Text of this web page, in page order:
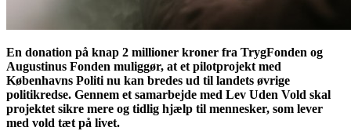
En donation på knap 2 millioner kroner fra TrygFonden og
Augustinus Fonden muliggør, at et pilotprojekt med
Københavns Politi nu kan bredes ud til landets øvrige
politikredse. Gennem et samarbejde med Lev Uden Vold skal
projektet sikre mere og tidlig hjælp til mennesker, som lever
med vold tæt på livet.